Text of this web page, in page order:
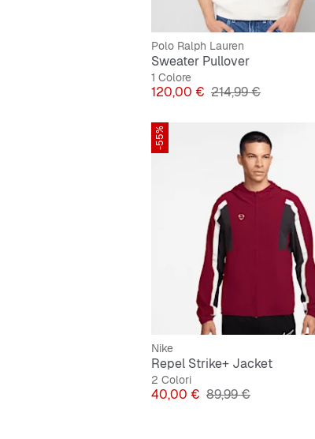
Polo Ralph Lauren
Sweater Pullover
1 Colore
Prezzo
120,00 € Prezzo originale
214,99 €
-55%
Nike
Repel Strike+ Jacket
2 Colori
Prezzo
40,00 € Prezzo originale
89,99 €